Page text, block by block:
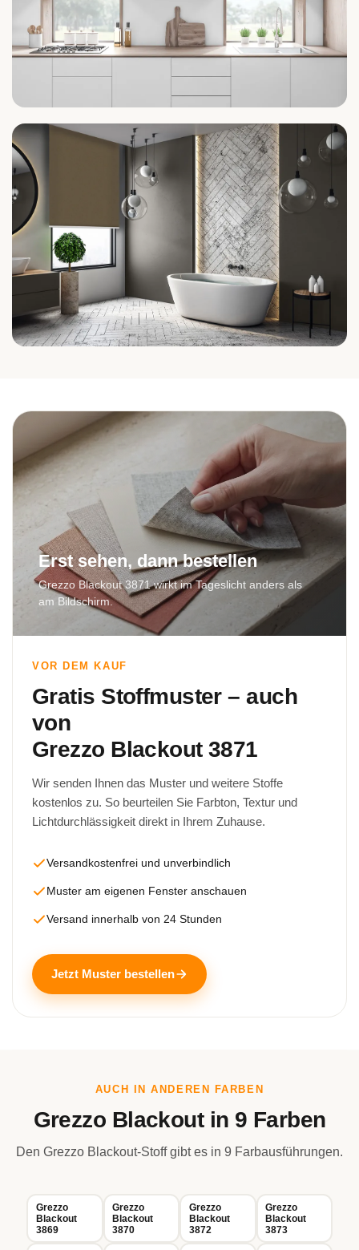
Küche
Erst sehen, dann bestellen
Grezzo Blackout 3871 wirkt im Tageslicht anders als
am Bildschirm.
VOR DEM KAUF
Gratis Stoffmuster – auch
von
Grezzo Blackout 3871
Wir senden Ihnen das Muster und weitere Stoffe
kostenlos zu. So beurteilen Sie Farbton, Textur und
Lichtdurchlässigkeit direkt in Ihrem Zuhause.
Versandkostenfrei und unverbindlich
Muster am eigenen Fenster anschauen
Versand innerhalb von 24 Stunden
Jetzt Muster bestellen
AUCH IN ANDEREN FARBEN
Grezzo Blackout in 9 Farben
Den Grezzo Blackout-Stoff gibt es in 9 Farbausführungen.
Grezzo
Blackout
3869
Grezzo
Blackout
3870
Grezzo
Blackout
3872
Grezzo
Blackout
3873